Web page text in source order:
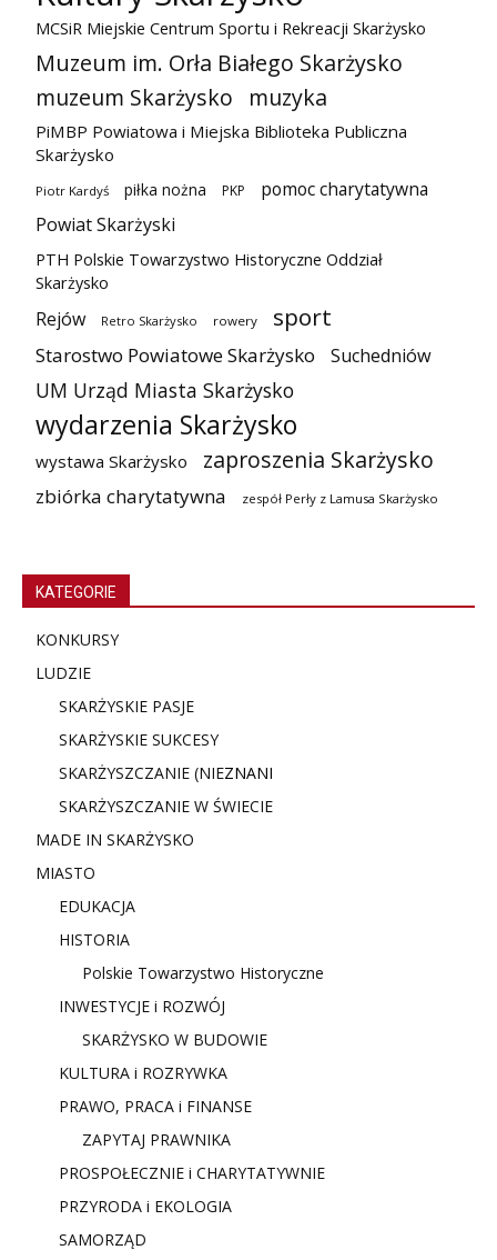
MCSiR Miejskie Centrum Sportu i Rekreacji Skarżysko
Muzeum im. Orła Białego Skarżysko
muzeum Skarżysko
muzyka
PiMBP Powiatowa i Miejska Biblioteka Publiczna
Skarżysko
Piotr Kardyś piłka nożna PKP
pomoc charytatywna
Powiat Skarżyski
PTH Polskie Towarzystwo Historyczne Oddział
Skarżysko
Rejów Retro Skarżysko rowery sport
Starostwo Powiatowe Skarżysko Suchedniów
UM Urząd Miasta Skarżysko
wydarzenia Skarżysko
wystawa Skarżysko zaproszenia Skarżysko
zbiórka charytatywna zespół Perły z Lamusa Skarżysko
KATEGORIE
KONKURSY
LUDZIE
SKARŻYSKIE PASJE
SKARŻYSKIE SUKCESY
SKARŻYSZCZANIE (NIEZNANI
SKARŻYSZCZANIE W ŚWIECIE
MADE IN SKARŻYSKO
MIASTO
EDUKACJA
HISTORIA
Polskie Towarzystwo Historyczne
INWESTYCJE i ROZWÓJ
SKARŻYSKO W BUDOWIE
KULTURA i ROZRYWKA
PRAWO, PRACA i FINANSE
ZAPYTAJ PRAWNIKA
PROSPOŁECZNIE i CHARYTATYWNIE
PRZYRODA i EKOLOGIA
SAMORZĄD